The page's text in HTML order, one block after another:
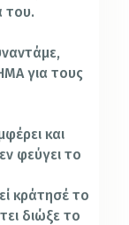
του.
για τους
και
φεύγει το
κράτησέ το
διώξε το